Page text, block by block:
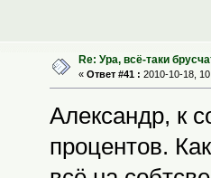
Re: Ура, всё-таки
« Ответ #41 : 2010-10-18,
Александр, к
процентов.